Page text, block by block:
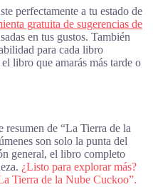
perfectamente a tu estado de
gratuita de sugerencias de
en tus gustos. También
para cada libro
libro que amarás más tarde o
resumen de “La Tierra de la
son solo la punta del
general, el libro completo
¿Listo para explorar más?
Tierra de la Nube Cuckoo”.